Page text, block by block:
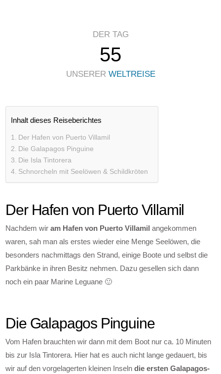
DER TAG
55
UNSERER WELTREISE
Inhalt dieses Reiseberichtes
Der Hafen von Puerto Villamil
Die Galapagos Pinguine
Die Isla Tintorera
Schnorcheln mit Seelöwen & Schildkröten
Der Hafen von Puerto Villamil
Nachdem wiram Hafen von Puerto Villamil angekommen
waren, sah man als erstes wieder eine Menge Seelöwen, die
besonders nachmittags den Strand, einige Boote und selbst die
Parkbänke in ihren Besitz nehmen. Dazu gesellen sich dann
noch ein paar Marine Leguane 🙂
Die Galapagos Pinguine
Vom Hafen brauchten wir dann mit dem Boot nur ca. 10 Minuten
bis zur Isla Tintorera. Hier hat es auch nicht lange gedauert, bis
wir auf den vorgelagerten kleinen Inselndie ersten Galapagos-